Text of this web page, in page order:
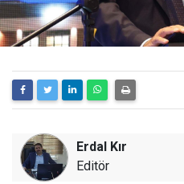
Erdal Kır
Editör